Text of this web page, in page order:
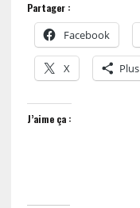
Partager :
Facebook
X Plus
J’aime ça :